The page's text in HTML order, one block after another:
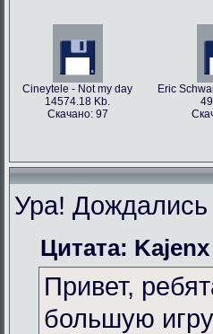
Cineytele - Not my day
14574.18 Kb.
Скачано: 97
Eric
Ура! Дождались
Цитата: Kajenx
Привет,
большую